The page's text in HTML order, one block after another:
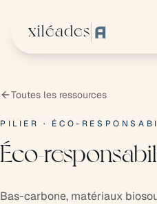
xiléades
Toutes les ressources
PILIER · ÉCO-
Éco-
Bas-carbone, matériaux